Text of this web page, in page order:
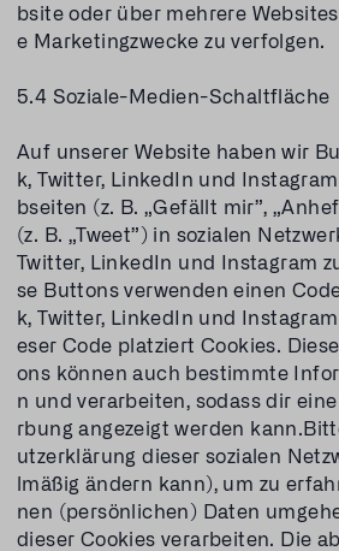
bsite oder über mehrere
e Marketingzwecke zu verfolgen.
5.4 Soziale-Medien-Schaltfläche
Auf unserer Website haben wir
k, Twitter, LinkedIn und
bseiten (z. B. „Gefällt mir”,
(z. B. „Tweet”) in sozialen
Twitter, LinkedIn und Instagram
se Buttons verwenden einen
k, Twitter, LinkedIn und
eser Code platziert Cookies.
ons können auch bestimmte
n und verarbeiten, sodass dir
rbung angezeigt werden
utzerklärung dieser sozialen
lmäßig ändern kann), um zu
nen (persönlichen) Daten
dieser Cookies verarbeiten. Die